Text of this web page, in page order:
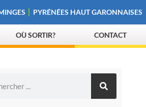
PYRÉNÉES HAUT GARONNAISES
OÙ SORTIR? CONTACT